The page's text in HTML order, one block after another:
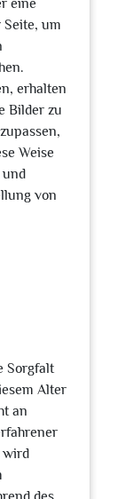
eine
um
erhalten
Bilder zu
Weise
und
von
Sorgfalt
Alter
an
wird